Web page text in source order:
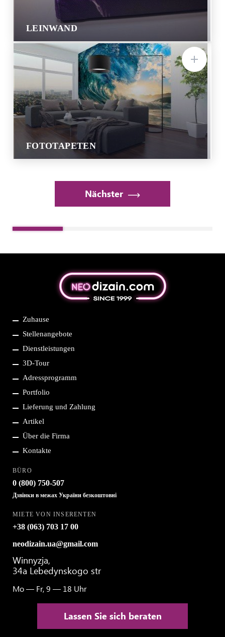
LEINWAND
FOTOTAPETEN
Nächster
Меню
нижнього
колонтитулу
Zuhause
Stellenangebote
Dienstleistungen
3D-Tour
Adressprogramm
Portfolio
Lieferung und Zahlung
Artikel
Über die Firma
Kontakte
BÜRO
0 (800) 750-507
Дзвінки в межах України безкоштовні
MIETE VON INSERENTEN
+38 (063) 703 17 00
neodizain.ua@gmail.com
Winnyzja,
34a Lebedynskogo str
Mo — Fr, 9 — 18 Uhr
Lassen Sie sich beraten